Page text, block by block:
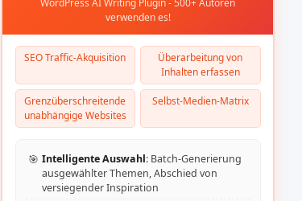
verwenden es!
SEO Traffic-Akquisition
Überarbeitung von
Inhalten erfassen
Grenzüberschreitende
unabhängige Websites
Selbst-Medien-Matrix
🎯 Intelligente Auswahl: Batch-Generierung
ausgewählter Themen, Abschied von
versiegender Inspiration